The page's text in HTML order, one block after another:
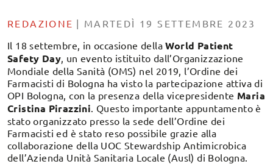
REDAZIONE | MARTEDÌ 19 SETTEMBRE 2023
Il 18 settembre, in occasione della World Patient
Safety Day , un evento istituito dall’Organizzazione
Mondiale della Sanità (OMS) nel 2019, l’Ordine dei
Farmacisti di Bologna ha visto la partecipazione attiva di
OPI Bologna, con la presenza della vicepresidente Maria
Cristina Pirazzini . Questo importante appuntamento è
stato organizzato presso la sede dell’Ordine dei
Farmacisti ed è stato reso possibile grazie alla
collaborazione della UOC Stewardship Antimicrobica
dell’Azienda Unità Sanitaria Locale (Ausl) di Bologna.